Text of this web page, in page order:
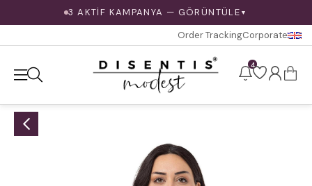
3 AKTİF KAMPANYA — GÖRÜNTÜLE ▼
Order TrackingCorporate
4